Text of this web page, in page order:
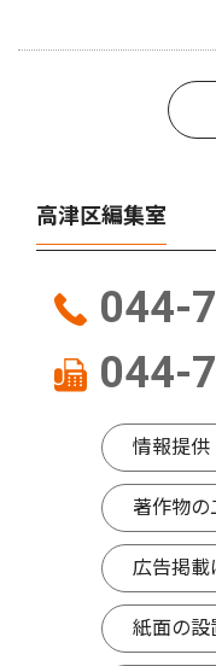
高津区編集室
044-
044-
情報提供
著作物の
広告掲載
紙面の設